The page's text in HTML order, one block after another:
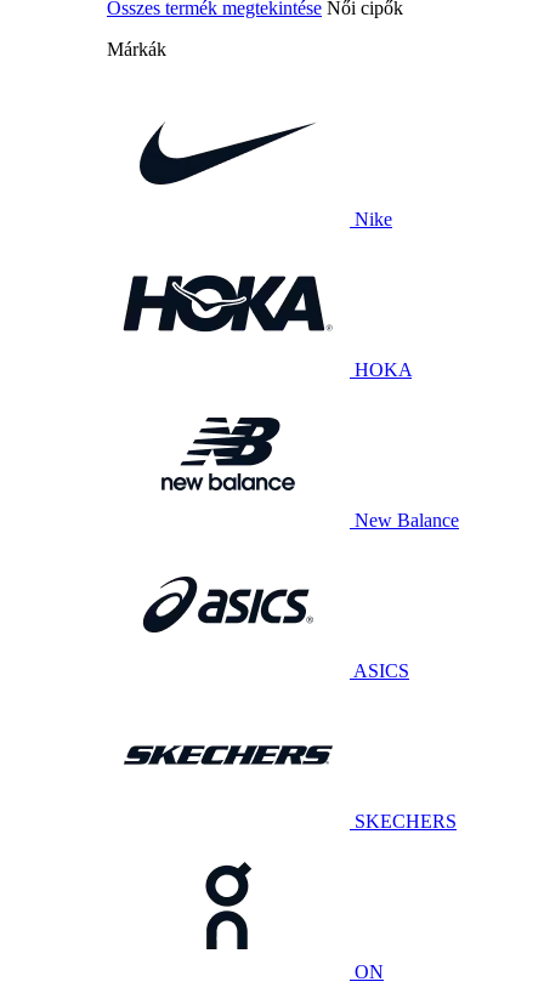
Összes termék megtekintése Női cipők
Márkák
Nike
HOKA
New Balance
ASICS
SKECHERS
ON